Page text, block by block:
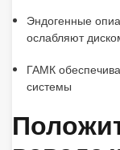
Эндогенные
ослабляют
ГАМК
системы